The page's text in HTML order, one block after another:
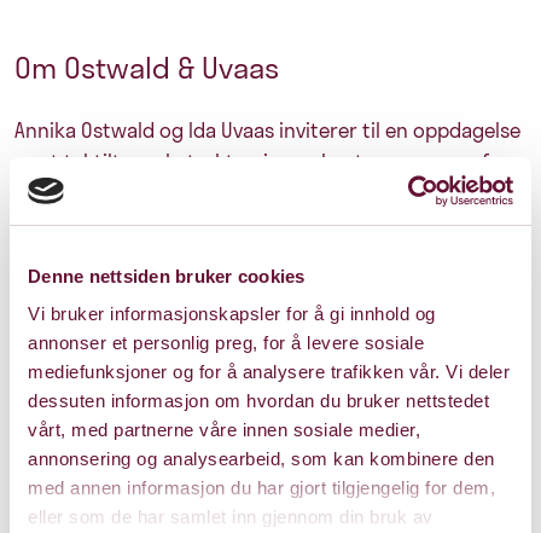
Denne nettsiden bruker cookies
Vi bruker informasjonskapsler for å gi innhold og
annonser et personlig preg, for å levere sosiale
mediefunksjoner og for å analysere trafikken vår. Vi deler
dessuten informasjon om hvordan du bruker nettstedet
vårt, med partnerne våre innen sosiale medier,
annonsering og analysearbeid, som kan kombinere den
med annen informasjon du har gjort tilgjengelig for dem,
eller som de har samlet inn gjennom din bruk av
Om Ostwald & Uvaas
Annika Ostwald og Ida Uvaas inviterer til en oppdagelse
av et taktilt og abstrakt univers skapt av scenograf og
skulptør Carl Nilssen-Love, og komponist Jens
L.Thomsen.
Medvirkende
Samspill/interaktivitet med
barna